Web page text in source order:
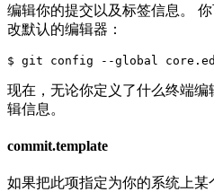
编辑你的提交以及标签信息。
改默认的编辑器：
现在，无论你定义了什么终端编
辑信息。
commit.template
如果把此项指定为你的系统上